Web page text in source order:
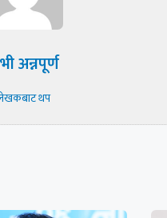
अन्नपूर्ण
थप